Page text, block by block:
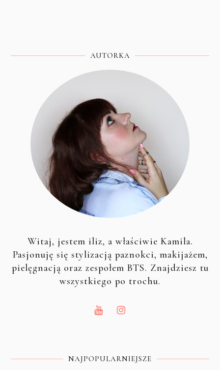
AUTORKA
Witaj, jestem iliz, a właściwie Kamila.
Pasjonuję się stylizacją paznokci, makijażem,
pielęgnacją oraz zespołem BTS. Znajdziesz tu
wszystkiego po trochu.
NAJPOPULARNIEJSZE